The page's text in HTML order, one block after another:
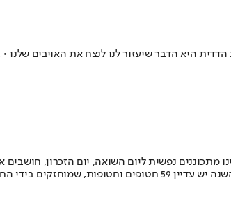
היא הדבר שיעזור לנו לנצח את האויבים שלנו •
מתכוננים נפשית ליום השואה, יום הזכרון, חושבים
העצמאות, איזה אומן מגיע לאן, והאם לעשות ל"ג בעומר או לשמור על הסביבה. אבל השנה היא לא נורמלית. עוד שנה